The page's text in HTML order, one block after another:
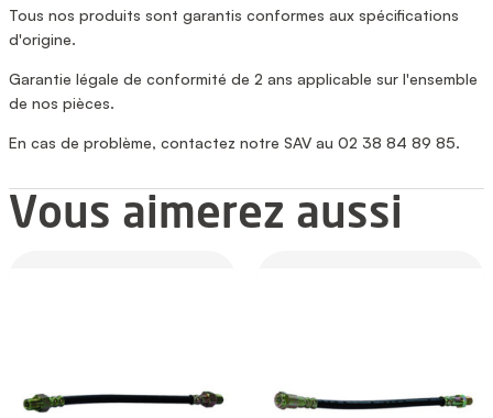
Tous nos produits sont garantis conformes aux spécifications
d'origine.
Garantie légale de conformité de 2 ans applicable sur l'ensemble
de nos pièces.
En cas de problème, contactez notre SAV au 02 38 84 89 85.
Vous aimerez aussi